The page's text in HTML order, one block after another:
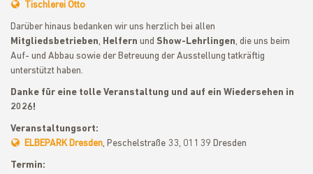
Tischlerei Otto
Darüber hinaus bedanken wir uns herzlich bei allen
Mitgliedsbetrieben, Helfern und Show-Lehrlingen, die uns beim
Auf- und Abbau sowie der Betreuung der Ausstellung tatkräftig
unterstützt haben.
Danke für eine tolle Veranstaltung und auf ein Wiedersehen in
2026!
Veranstaltungsort:
ELBEPARK Dresden, Peschelstraße 33, 01139 Dresden
Termin: